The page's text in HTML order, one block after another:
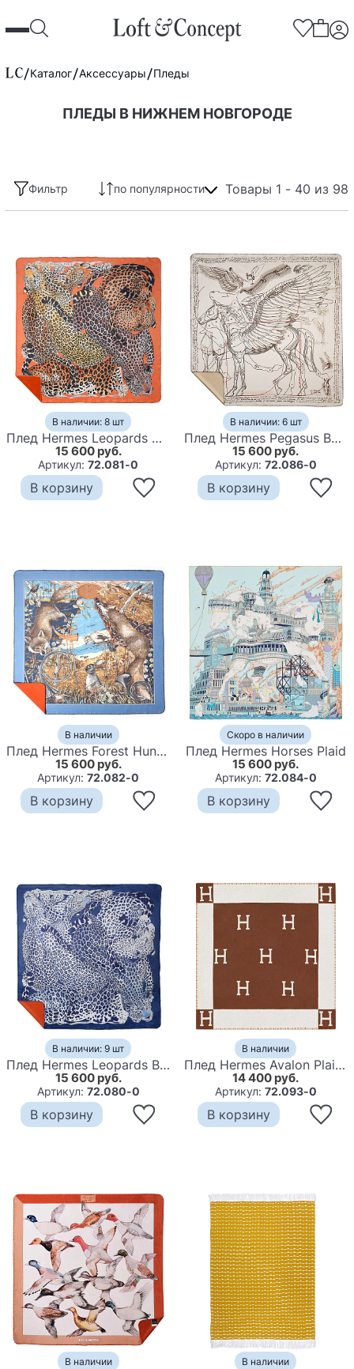
Каталог Аксессуары Пледы
ПЛЕДЫ В НИЖНЕМ НОВГОРОДЕ
Фильтр по популярности Товары 1 - 40 из 98
В наличии: 8 шт
Плед Hermes Leopards Orange
15 600 руб.
Артикул:72.081-0
В корзину
В наличии: 6 шт
Плед Hermes Pegasus Beige Plaid
15 600 руб.
Артикул: 72.086-0
В корзину
В наличии
Плед Hermes Forest Hunting Plaid
15 600 руб.
Артикул:72.082-0
В корзину
Скоро в наличии
Плед Hermes Horses Plaid
15 600 руб.
Артикул: 72.084-0
В корзину
В наличии: 9 шт
Плед Hermes Leopards Blue
15 600 руб.
Артикул: 72.080-0
В корзину
В наличии
Плед Hermes Avalon Plaid Coffee
14 400 руб.
Артикул: 72.093-0
В корзину
В наличии В наличии